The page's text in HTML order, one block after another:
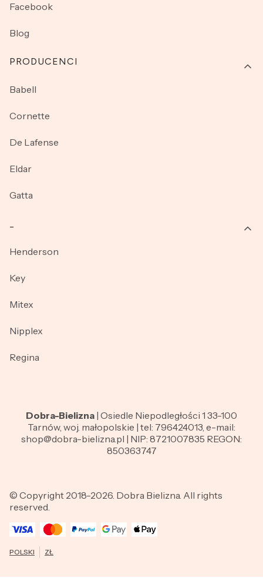
Facebook
Blog
PRODUCENCI
Babell
Cornette
De Lafense
Eldar
Gatta
Henderson
Key
Mitex
Nipplex
Regina
Dobra-Bielizna | Osiedle Niepodległości 1 33-100
Tarnów, woj. małopolskie | tel: 796424013, e-mail:
shop@dobra-bielizna.pl | NIP: 8721007835 REGON:
850363747
© Copyright 2018-2026. Dobra Bielizna. All rights
reserved.
POLSKI ZŁ